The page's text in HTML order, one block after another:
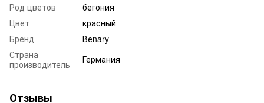
Род цветов
бегония
Цвет
красный
Бренд
Веnary
Страна-
производитель
Германия
Отзывы